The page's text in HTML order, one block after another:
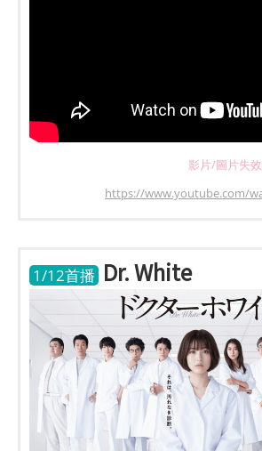
影片/圖片失
https://www.youtube.com/
1/12首播 Dr. White